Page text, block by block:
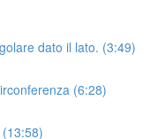
dato il lato. (3:49)
(6:28)